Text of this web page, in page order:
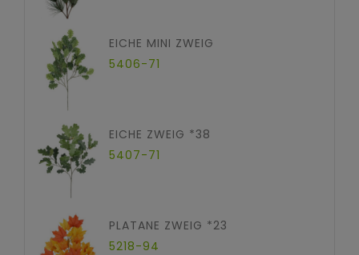
EICHE MINI ZWEIG
5406-71
EICHE ZWEIG *38
5407-71
PLATANE ZWEIG *23
5218-94